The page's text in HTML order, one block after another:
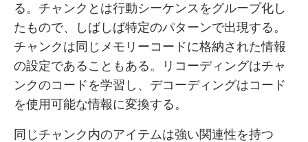
る。チャンクとは行動シーケンスをグループ化し
たもので、しばしば特定のパターンで出現する。
チャンクは同じメモリーコードに格納された情報
の設定であることもある。リコーディングはチャ
ンクのコードを学習し、デコーディングはコード
を使用可能な情報に変換する。
同じチャンク内のアイテムは強い関連性を持つ